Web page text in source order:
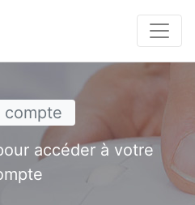
compte
accéder à votre